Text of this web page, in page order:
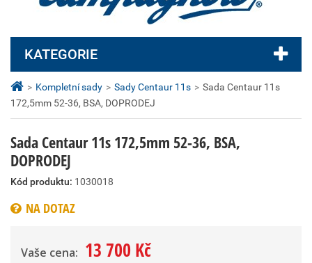
> Kompletní sady > Sady Centaur 11s > Sada Centaur 11s
172,5mm 52-36, BSA, DOPRODEJ
Sada Centaur 11s 172,5mm 52-36, BSA,
DOPRODEJ
Kód produktu: 1030018
NA DOTAZ
Vaše cena: 13 700 Kč
KATEGORIE